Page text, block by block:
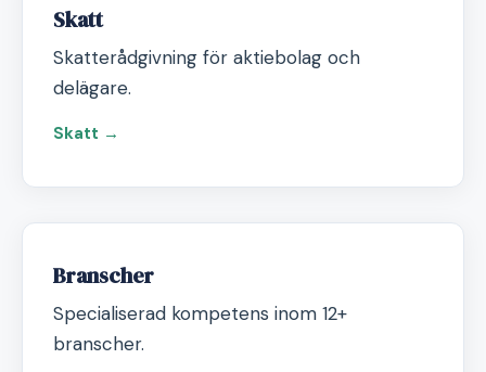
Skatt
Skatterådgivning för aktiebolag och
delägare.
Skatt →
Branscher
Specialiserad kompetens inom 12+
branscher.